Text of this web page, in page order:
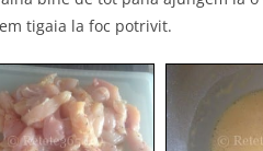
tigaia la foc potrivit.